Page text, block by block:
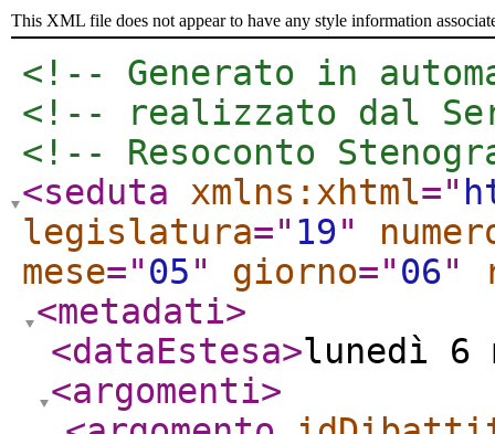
This XML file does not appear to have any style information
<!-- Generato in
<!-- realizzato dal
<!-- Resoconto
<seduta
xmlns:xhtml="
legislatura=" 19"
mese="05" giorno="06"
<metadati>
<dataEstesa>lunedì 6
<argomenti>